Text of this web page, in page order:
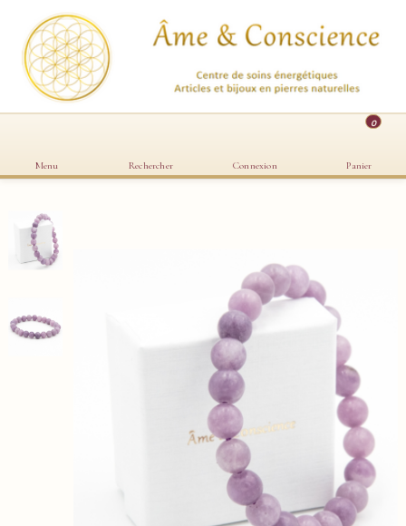
Menu Rechercher Connexion
0
Panier